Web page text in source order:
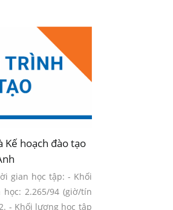
Kế hoạch đào tạo
gian học tập: - Khối
2.265/94 (giờ/tín
- Khối lượng học tập